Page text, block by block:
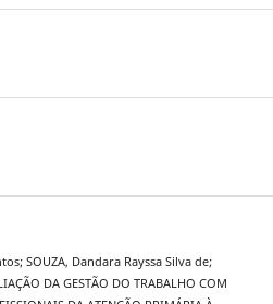
SOUZA, Dandara Rayssa Silva de;
DA GESTÃO DO TRABALHO COM